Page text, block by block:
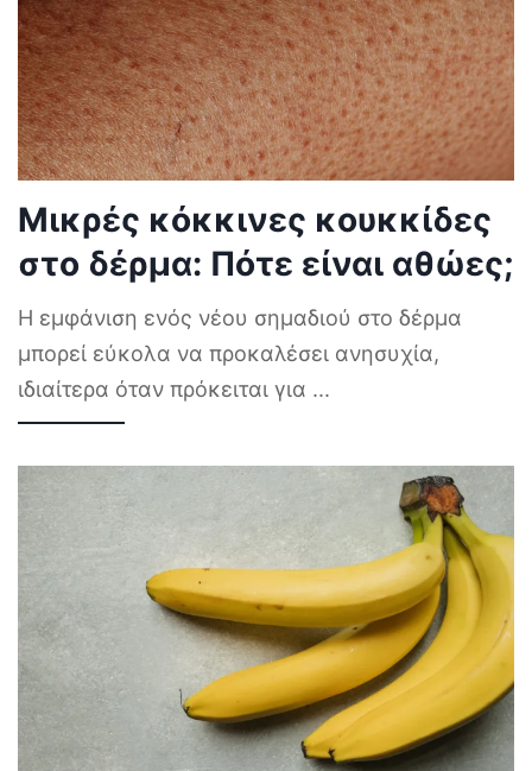
Μικρές κόκκινες κουκκίδες
στο δέρμα: Πότε είναι αθώες;
Η εμφάνιση ενός νέου σημαδιού στο δέρμα
μπορεί εύκολα να προκαλέσει ανησυχία,
ιδιαίτερα όταν πρόκειται για ...